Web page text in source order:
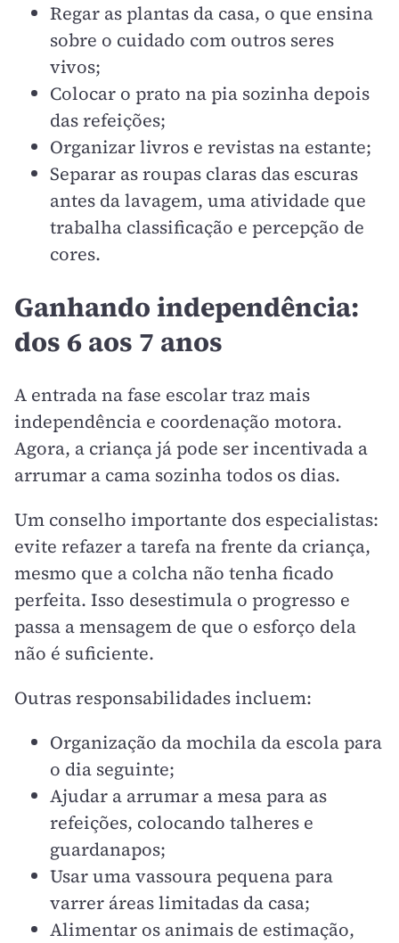
Regar as plantas da casa, o que ensina
sobre o cuidado com outros seres
vivos;
Colocar o prato na pia sozinha depois
das refeições;
Organizar livros e revistas na estante;
Separar as roupas claras das escuras
antes da lavagem, uma atividade que
trabalha classificação e percepção de
cores.
Ganhando independência:
dos 6 aos 7 anos
A entrada na fase escolar traz mais
independência e coordenação motora.
Agora, a criança já pode ser incentivada a
arrumar a cama sozinha todos os dias.
Um conselho importante dos especialistas:
evite refazer a tarefa na frente da criança,
mesmo que a colcha não tenha ficado
perfeita. Isso desestimula o progresso e
passa a mensagem de que o esforço dela
não é suficiente.
Outras responsabilidades incluem:
Organização da mochila da escola para
o dia seguinte;
Ajudar a arrumar a mesa para as
refeições, colocando talheres e
guardanapos;
Usar uma vassoura pequena para
varrer áreas limitadas da casa;
Alimentar os animais de estimação,